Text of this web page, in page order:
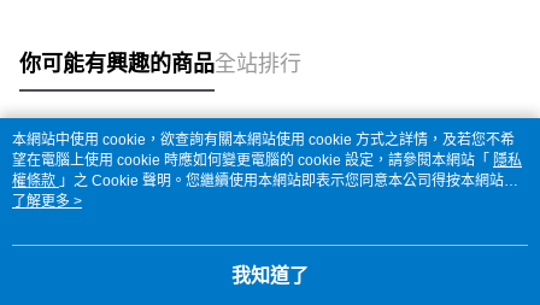
你可能有興趣的商品全站排行
熱門標籤
本網站中使用 cookie，欲查詢有關本網站使用 cookie 方式之詳情，及若您不希
望在電腦上使用 cookie 時應如何變更電腦的 cookie 設定，請參閱本網站「 隱私
權條款 」之 Cookie 聲明。您繼續使用本網站即表示您同意本公司得按本網站使
用條款之 Cookie 聲明使用 cookie。
了解更多 >
我知道了